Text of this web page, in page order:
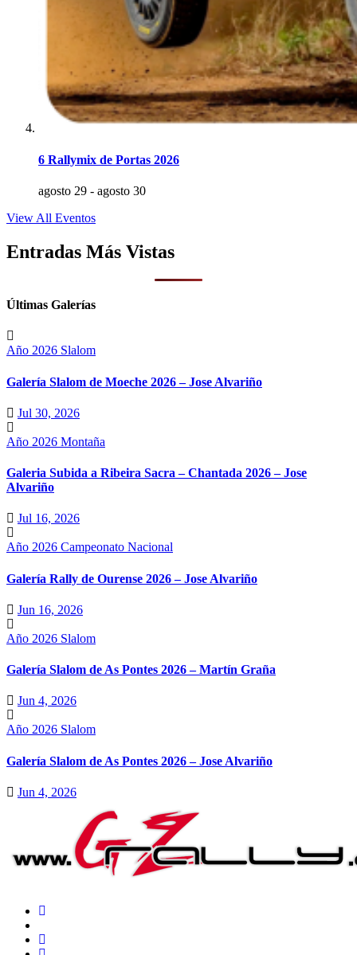
6 Rallymix de Portas 2026
agosto 29 - agosto 30
View All Eventos
Entradas Más Vistas
Últimas Galerías
Año 2026 Slalom
Galería Slalom de Moeche 2026 – Jose Alvariño
Jul 30, 2026
Año 2026 Montaña
Galeria Subida a Ribeira Sacra – Chantada 2026 – Jose
Alvariño
Jul 16, 2026
Año 2026 Campeonato Nacional
Galería Rally de Ourense 2026 – Jose Alvariño
Jun 16, 2026
Año 2026 Slalom
Galería Slalom de As Pontes 2026 – Martín Graña
Jun 4, 2026
Año 2026 Slalom
Galería Slalom de As Pontes 2026 – Jose Alvariño
Jun 4, 2026